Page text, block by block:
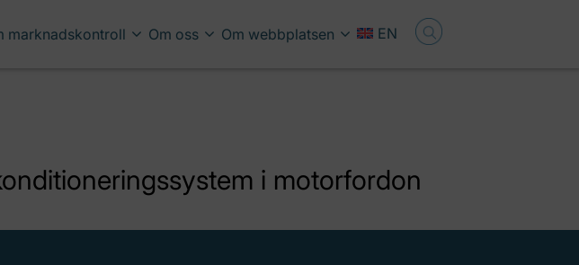
marknadskontroll Om oss Om webbplatsen EN
i motorfordon